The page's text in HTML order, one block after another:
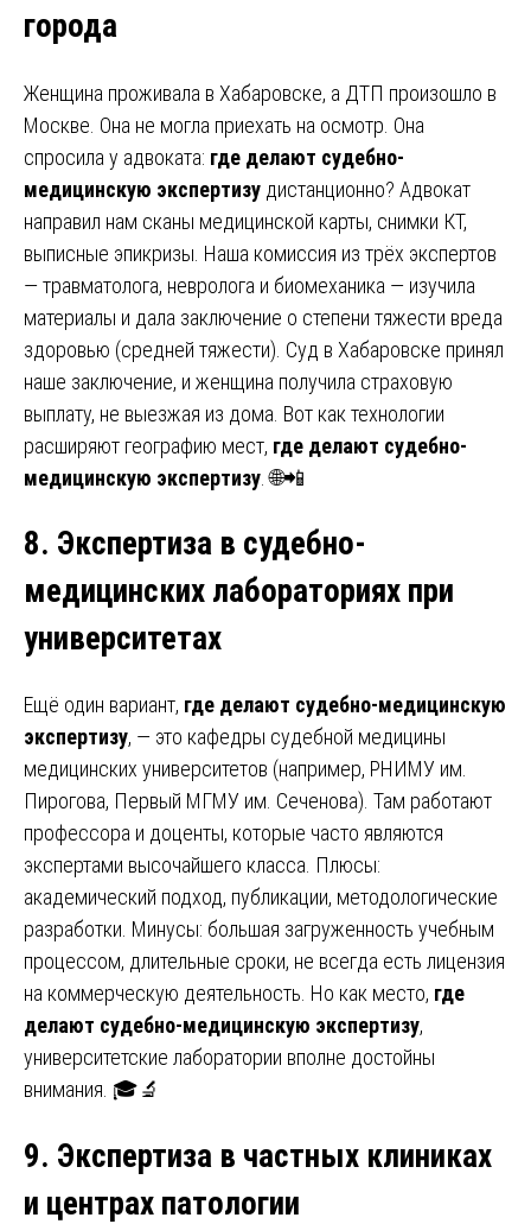
города
Женщина проживала в Хабаровске, а ДТП произошло в
Москве. Она не могла приехать на осмотр. Она
спросила у адвоката: где делают судебно-
медицинскую экспертизу дистанционно? Адвокат
направил нам сканы медицинской карты, снимки КТ,
выписные эпикризы. Наша комиссия из трёх экспертов
— травматолога, невролога и биомеханика — изучила
материалы и дала заключение о степени тяжести вреда
здоровью (средней тяжести). Суд в Хабаровске принял
наше заключение, и женщина получила страховую
выплату, не выезжая из дома. Вот как технологии
расширяют географию мест, где делают судебно-
медицинскую экспертизу . 🌐📲
8. Экспертиза в судебно-
медицинских лабораториях при
университетах
Ещё один вариант, где делают судебно-медицинскую
экспертизу, — это кафедры судебной медицины
медицинских университетов (например, РНИМУ им.
Пирогова, Первый МГМУ им. Сеченова). Там работают
профессора и доценты, которые часто являются
экспертами высочайшего класса. Плюсы:
академический подход, публикации, методологические
разработки. Минусы: большая загруженность учебным
процессом, длительные сроки, не всегда есть лицензия
на коммерческую деятельность. Но как место, где
делают судебно-медицинскую экспертизу,
университетские лаборатории вполне достойны
внимания. 🎓🔬
9. Экспертиза в частных клиниках
и центрах патологии